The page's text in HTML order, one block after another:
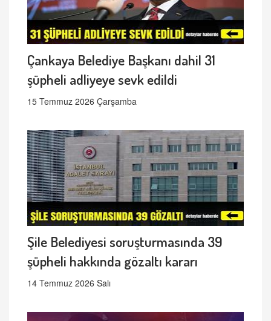
Çankaya Belediye Başkanı dahil 31
şüpheli adliyeye sevk edildi
15 Temmuz 2026 Çarşamba
Şile Belediyesi soruşturmasında 39
şüpheli hakkında gözaltı kararı
14 Temmuz 2026 Salı